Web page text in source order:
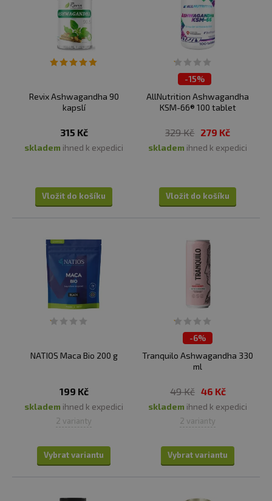
Revix Ashwagandha 90
kapslí
315 Kč
skladem ihned k expedici
Vložit do košíku
-15%
AllNutrition Ashwagandha
KSM-66® 100 tablet
329 Kč 279 Kč
skladem ihned k expedici
Vložit do košíku
NATIOS Maca Bio 200 g
199 Kč
skladem ihned k expedici
2 varianty
Vybrat variantu
-6%
Tranquilo Ashwagandha 330
ml
49 Kč 46 Kč
skladem ihned k expedici
2 varianty
Vybrat variantu